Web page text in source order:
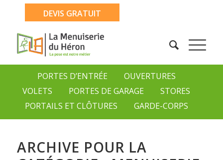
DEVIS GRATUIT
PORTES D’ENTRÉE
OUVERTURES
VOLETS
PORTES DE GARAGE
STORES
PORTAILS ET CLÔTURES
GARDE-CORPS
ARCHIVE POUR LA